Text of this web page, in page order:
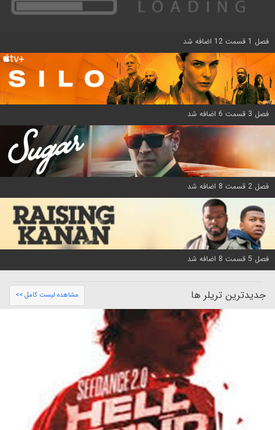
فصل 1 قسمت 12 اضافه شد
فصل 3 قسمت 6 اضافه شد
فصل 2 قسمت 8 اضافه شد
فصل 5 قسمت 8 اضافه شد
جدیدترین تریلر ها مشاهده لیست کامل >>